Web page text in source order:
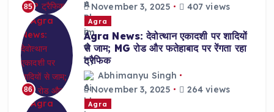
85
November 3, 2025
407 views
86
Agra
Agra News: देवोत्थान एकादशी पर शादियों
से जाम; MG रोड और फतेहाबाद पर रेंगता रहा
ट्रैफिक
Abhimanyu Singh
November 3, 2025
264 views
Agra